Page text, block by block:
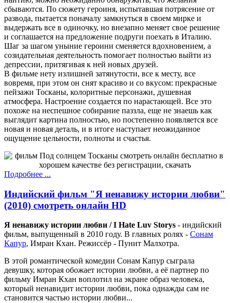
сбываются. По сюжету героиня, испытавшая потрясение от
развода, пытается поначалу замкнуться в своем мирке и
выдержать все в одиночку, но внезапно меняет свое решение
и соглашается на предложение подруги поехать в Италию.
Шаг за шагом уныние героини сменяется вдохновением, а
созидательная деятельность помогает полностью выйти из
депрессии, притягивая к ней новых друзей.
В фильме нету излишней затянутости, все к месту, все
вовремя, при этом он снят красиво и со вкусом: прекрасные
пейзажи Тосканы, колоритные персонажи, душевная
атмосфера. Настроение создается по нарастающей. Все это
похоже на неспешное собирание паззла, еще не знаешь как
выглядит картина полностью, но постепенно появляется все
новая и новая деталь, и в итоге наступает неожиданное
ощущение цельности, полноты и счастья.
Подробнее ...
Индийский фильм "Я ненавижу истории любви"
(2010) смотреть онлайн HD
Я ненавижу истории любви / I Hate Luv Storys - индийский
фильм, выпущенный в 2010 году. В главных ролях - Сонам
Капур, Имран Кхан. Режиссёр - Пунит Малхотра.
В этой романтической комедии Сонам Капур сыграла
девушку, которая обожает истории любви, а её партнер по
фильму Имран Кхан воплотил на экране образ человека,
который ненавидит истории любви, пока однажды сам не
становится частью истории любви...